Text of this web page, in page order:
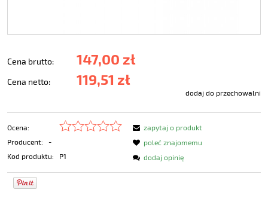
Cena brutto: 147,00 zł
Cena netto: 119,51 zł
dodaj do przechowalni
Ocena:
Producent:
-
Kod produktu:
P1
zapytaj o produkt
poleć znajomemu
dodaj opinię